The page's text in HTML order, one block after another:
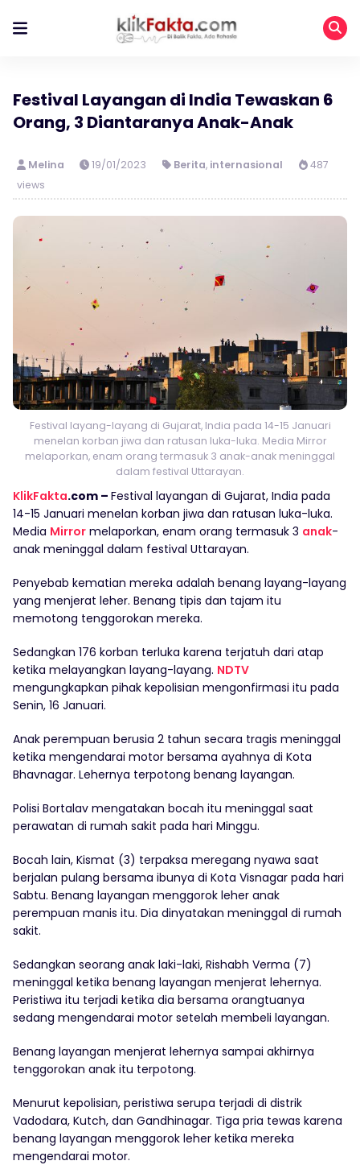
Festival Layangan di India Tewaskan 6
Orang, 3 Diantaranya Anak-Anak
Melina 19/01/2023 Berita, internasional
487
views
Festival layang-layang di Gujarat, India pada 14-15 Januari
menelan korban jiwa dan ratusan luka-luka. Media Mirror
melaporkan, enam orang termasuk 3 anak-anak meninggal
dalam festival Uttarayan.
KlikFakta.com – Festival layangan di Gujarat, India pada
14-15 Januari menelan korban jiwa dan ratusan luka-luka.
Media Mirror melaporkan, enam orang termasuk 3 anak-
anak meninggal dalam festival Uttarayan.
Penyebab kematian mereka adalah benang layang-layang
yang menjerat leher. Benang tipis dan tajam itu
memotong tenggorokan mereka.
Sedangkan 176 korban terluka karena terjatuh dari atap
ketika melayangkan layang-layang. NDTV
mengungkapkan pihak kepolisian mengonfirmasi itu pada
Senin, 16 Januari.
Anak perempuan berusia 2 tahun secara tragis meninggal
ketika mengendarai motor bersama ayahnya di Kota
Bhavnagar. Lehernya terpotong benang layangan.
Polisi Bortalav mengatakan bocah itu meninggal saat
perawatan di rumah sakit pada hari Minggu.
Bocah lain, Kismat (3) terpaksa meregang nyawa saat
berjalan pulang bersama ibunya di Kota Visnagar pada hari
Sabtu. Benang layangan menggorok leher anak
perempuan manis itu. Dia dinyatakan meninggal di rumah
sakit.
Sedangkan seorang anak laki-laki, Rishabh Verma (7)
meninggal ketika benang layangan menjerat lehernya.
Peristiwa itu terjadi ketika dia bersama orangtuanya
sedang mengendarai motor setelah membeli layangan.
Benang layangan menjerat lehernya sampai akhirnya
tenggorokan anak itu terpotong.
Menurut kepolisian, peristiwa serupa terjadi di distrik
Vadodara, Kutch, dan Gandhinagar. Tiga pria tewas karena
benang layangan menggorok leher ketika mereka
mengendarai motor.